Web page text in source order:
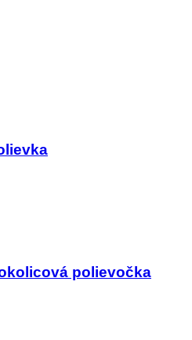
polievočka